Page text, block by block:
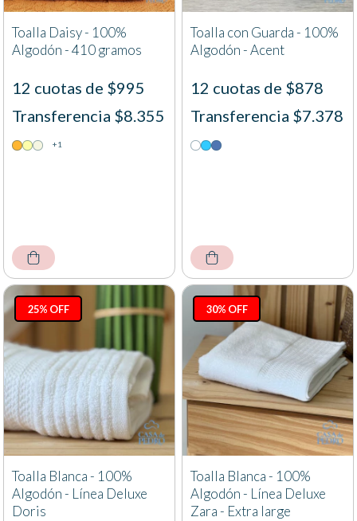
Toalla Daisy - 100%
Algodón - 410 gramos
12 cuotas de $995
Transferencia $8.355
+1
Toalla con Guarda - 100%
Algodón - Acent
12 cuotas de $878
Transferencia $7.378
25% OFF
Toalla Blanca - 100%
Algodón - Línea Deluxe
Doris
30% OFF
Toalla Blanca - 100%
Algodón - Línea Deluxe
Zara - Extra large